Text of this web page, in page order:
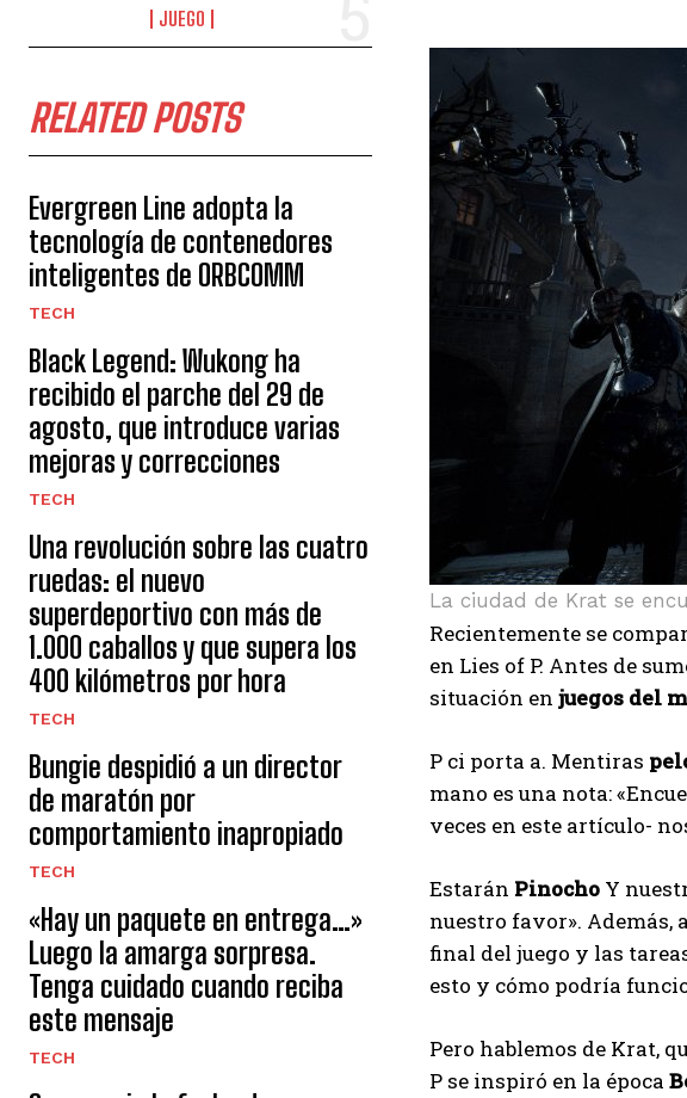
I've read and
JUEGO
RELATED POSTS
Evergreen Line adopta la
tecnología de contenedores
inteligentes de ORBCOMM
TECH
Black Legend: Wukong ha
recibido el parche del 29 de
agosto, que introduce varias
mejoras y correcciones
TECH
Una revolución sobre las cuatro
ruedas: el nuevo
superdeportivo con más de
1.000 caballos y que supera los
400 kilómetros por hora
TECH
Bungie despidió a un director
de maratón por
comportamiento inapropiado
TECH
«Hay un paquete en entrega…»
Luego la amarga sorpresa.
Tenga cuidado cuando reciba
este mensaje
TECH
La ciudad de Krat se
Recientemente se
en Lies of P. Antes de
situación en juegos del
P ci porta a. Mentiras
mano es una nota:
veces en este artículo-
Estarán Pinocho Y
nuestro favor». Además,
final del juego y las
esto y cómo podría
Pero hablemos de Krat,
P se inspiró en la época